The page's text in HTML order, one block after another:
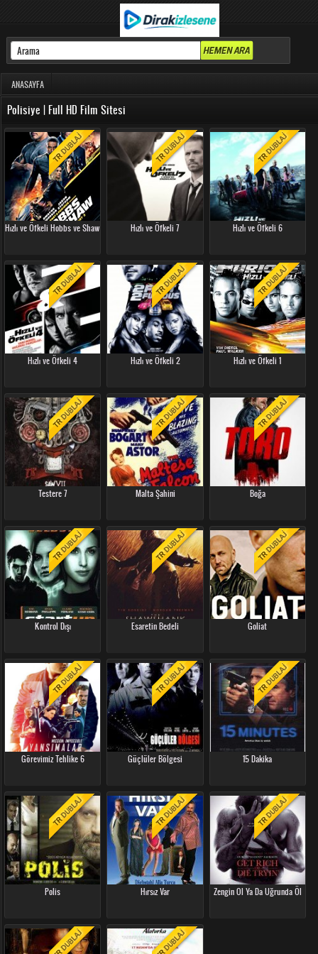
ANASAYFA
Polisiye | Full HD Film Sitesi
Hızlı ve Öfkeli Hobbs ve Shaw Hızlı ve Öfkeli 7 Hızlı ve Öfkeli 6
Hızlı ve Öfkeli 4 Hızlı ve Öfkeli 2 Hızlı ve Öfkeli 1
Testere 7 Malta Şahini Boğa
Kontrol Dışı Esaretin Bedeli Goliat
Görevimiz Tehlike 6 Güçlüler Bölgesi 15 Dakika
Polis Hırsız Var Zengin Ol Ya Da Uğrunda Öl